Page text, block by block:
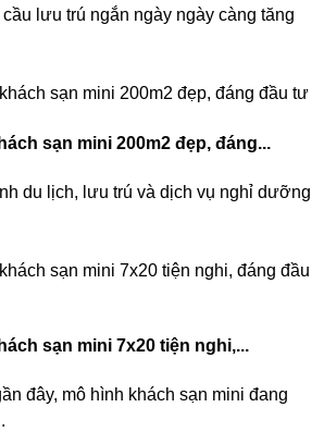
lưu trú ngắn ngày ngày càng tăng
sạn mini 200m2 đẹp, đáng...
du lịch, lưu trú và dịch vụ nghỉ dưỡng
sạn mini 7x20 tiện nghi,...
đây, mô hình khách sạn mini đang